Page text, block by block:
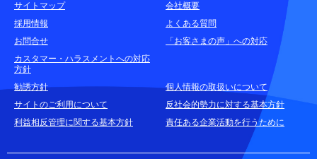
耳や言葉の不自由なお客さまのお問合せ窓口
お申込みをご検討中のお客さま
(商品に関するお問合せ・資料請求)
資料請求はこちら
サイトマップ
会社概要
採用情報
よくある質問
お問合せ
「お客さまの声」への対応
カスタマー・ハラスメントへの対応
方針
勧誘方針
個人情報の取扱いについて
サイトのご利用について
反社会的勢力に対する基本方針
利益相反管理に関する基本方針
責任ある企業活動を行うために